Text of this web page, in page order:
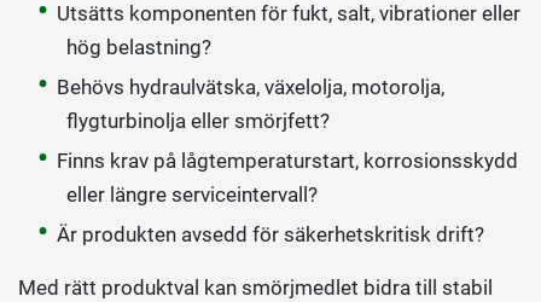
Utsätts komponenten för fukt, salt, vibrationer eller
hög belastning?
Behövs hydraulvätska, växelolja, motorolja,
flygturbinolja eller smörjfett?
Finns krav på lågtemperaturstart, korrosionsskydd
eller längre serviceintervall?
Är produkten avsedd för säkerhetskritisk drift?
Med rätt produktval kan smörjmedlet bidra till stabil